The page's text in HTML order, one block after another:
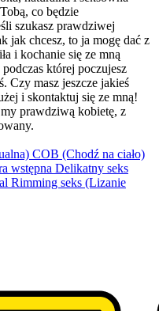
co będzie
szukasz prawdziwej
jak chcesz, to ja mogę dać z
i kochanie się ze mną
podczas której poczujesz
Czy masz jeszcze jakieś
i skontaktuj się ze mną!
prawdziwą kobietę, z
COB (Chodź na ciało)
wstępna Delikatny seks
Rimming seks (Lizanie